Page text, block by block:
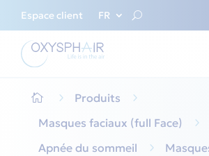
Espace client FR
 5 Produits
5
Masques faciaux (full Face)
5
Apnée du sommeil
5